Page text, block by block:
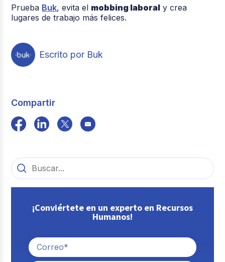
Prueba Buk, evita el mobbing laboral y crea
lugares de trabajo más felices.
Escrito por Buk
Compartir
¡Conviértete en un experto en Recursos
Humanos!